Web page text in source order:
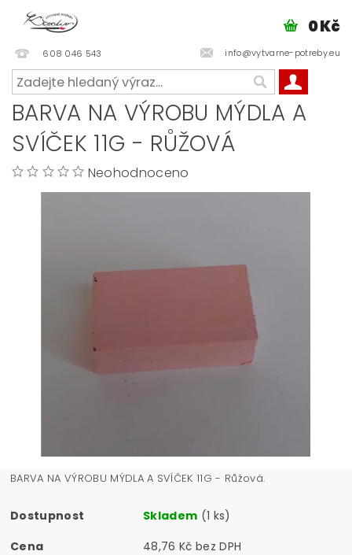
608 046 543 info@vytvarne-potreby.eu
0 Kč
BARVA NA VÝROBU MÝDLA A
SVÍČEK 11G - RŮŽOVÁ
Neohodnoceno
BARVA NA VÝROBU MÝDLA A SVÍČEK 11G - Růžová.
Dostupnost Skladem (1 ks)
Cena
48,76 Kč bez DPH